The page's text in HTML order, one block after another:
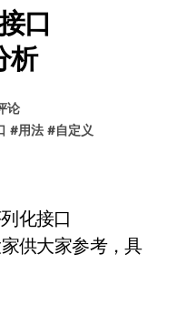
口
析
论
#用法 #自定义
化接口
供大家参考，具